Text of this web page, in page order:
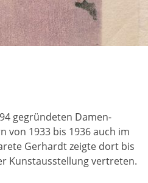
gegründeten Damen-
von 1933 bis 1936 auch im
Gerhardt zeigte dort bis
Kunstausstellung vertreten.